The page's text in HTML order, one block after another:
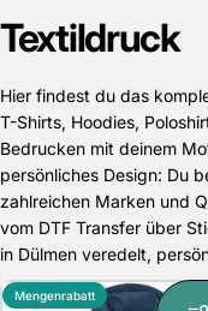
Textildruck
Hier findest du das
T-Shirts, Hoodies,
Bedrucken mit deinem
persönliches Design: Du
zahlreichen Marken und
vom DTF Transfer über
in Dülmen veredelt,
Mengenrabatt